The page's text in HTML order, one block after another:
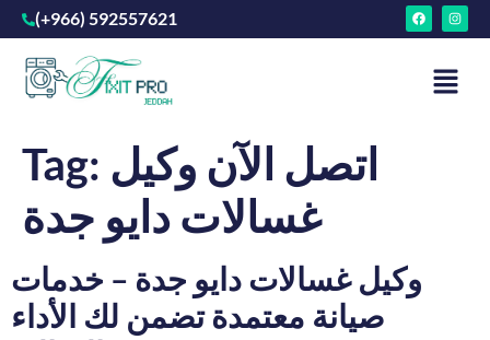
(+966) 592557621
Tag: اتصل الآن وكيل
غسالات دايو جدة
وكيل غسالات دايو جدة – خدمات
صيانة معتمدة تضمن لك الأداء